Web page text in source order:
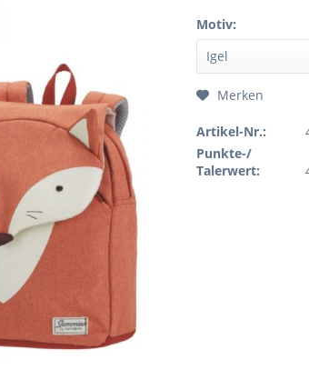
Motiv:
Merken
Artikel-Nr.:
Punkte-/
Talerwert: